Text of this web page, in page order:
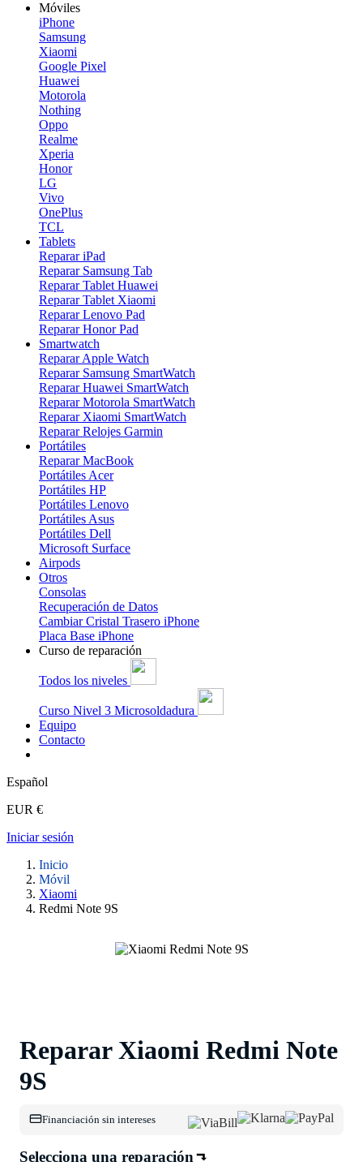
Móviles
iPhone
Samsung
Xiaomi
Google Pixel
Huawei
Motorola
Nothing
Oppo
Realme
Xperia
Honor
LG
Vivo
OnePlus
TCL
Tablets
Reparar iPad
Reparar Samsung Tab
Reparar Tablet Huawei
Reparar Tablet Xiaomi
Reparar Lenovo Pad
Reparar Honor Pad
Smartwatch
Reparar Apple Watch
Reparar Samsung SmartWatch
Reparar Huawei SmartWatch
Reparar Motorola SmartWatch
Reparar Xiaomi SmartWatch
Reparar Relojes Garmin
Portátiles
Reparar MacBook
Portátiles Acer
Portátiles HP
Portátiles Lenovo
Portátiles Asus
Portátiles Dell
Microsoft Surface
Airpods
Otros
Consolas
Recuperación de Datos
Cambiar Cristal Trasero iPhone
Placa Base iPhone
Curso de reparación
Todos los niveles
Curso Nivel 3 Microsoldadura
Equipo
Contacto
Español
EUR €
Iniciar sesión
Inicio
Móvil
Xiaomi
Redmi Note 9S
Reparar Xiaomi Redmi Note
9S
Financiación sin intereses
Selecciona una reparación